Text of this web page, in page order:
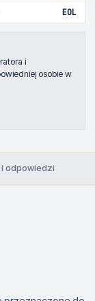
EOL
i
osobie w
odpowiedzi